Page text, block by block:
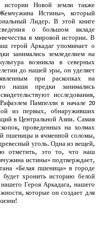
истории Новой земли также
Истины», который
Лидер. В этой книге
о большом вкладе
в мировой истории. В
герой Аркадаг упоминает о
занимались земледелием на
возникла в северных
до нашей эры, он уделяет
при раскопках на
наши предки занимались
исследования,
Пампелли в начале 20
из первых, обнаруживших
в Центральной Азии. Самая
проведенных на холмах
пшеницы и ячменной соломы,
уголь. Одна из вещей,
отметить, это то, что наш
истины» подтверждает,
«Белая пшеница» в городе
хронить историю белой
Героя Аркадага, нашего
которые он создает для